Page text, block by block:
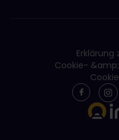
Erklärung
Cookie-